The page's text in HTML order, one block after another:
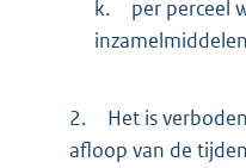
k.
per perceel
2.
Het is
afloop van de